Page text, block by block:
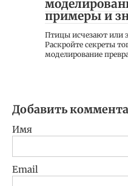
примеры и
Птицы исчезают или
Раскройте секреты
моделирование
Добавить
Имя
Email